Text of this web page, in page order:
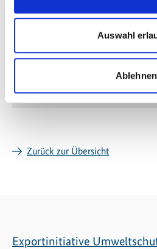
Auswahl
Ablehnen
Weitere
Meldung zur
Zurück zur Übersicht
Exportinitiative